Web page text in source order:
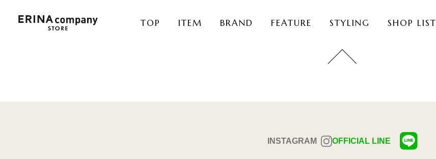
TOP ITEM BRAND FEATURE STYLING SHOP LIST
INSTAGRAM OFFICIAL LINE